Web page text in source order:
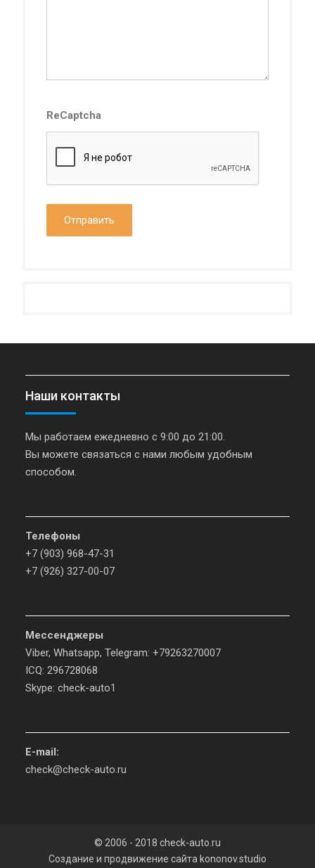
ReCaptcha
Наши контакты
Мы работаем ежедневно с 9:00 до 21:00.
Вы можете связаться с нами любым удобным
способом.
Телефоны
+7 (903) 968-47-31
+7 (926) 327-00-07
Мессенджеры
Viber, Whatsapp, Telegram: +79263270007
ICQ: 296728068
Skype: check-auto1
E-mail:
check@check-auto.ru
© 2006 - 2018 check-auto.ru
Создание и продвижение сайта kononov.studio